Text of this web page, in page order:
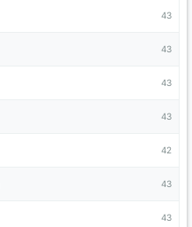
43
43
43
43
42
43
43